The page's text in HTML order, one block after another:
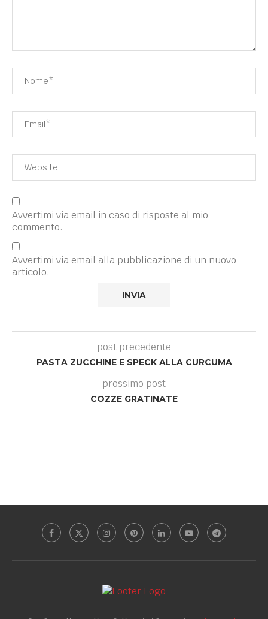
Avvertimi via email in caso di risposte al mio
commento.
Avvertimi via email alla pubblicazione di un nuovo
articolo.
post precedente
PASTA ZUCCHINE E SPECK ALLA CURCUMA
prossimo post
COZZE GRATINATE